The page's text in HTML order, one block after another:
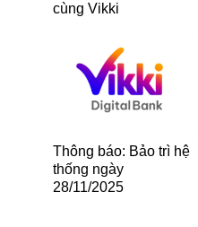
cùng Vikki
Thông báo: Bảo trì hệ
thống ngày
28/11/2025